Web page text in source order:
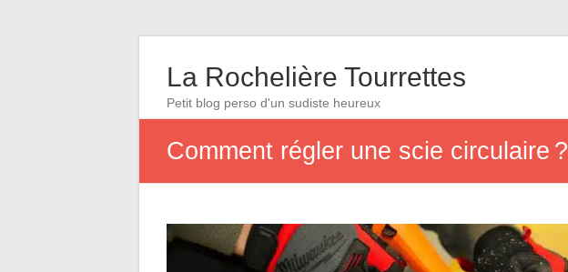
La Rochelière Tourrettes
Petit blog perso d'un sudiste heureux
Comment régler une scie circulaire ?